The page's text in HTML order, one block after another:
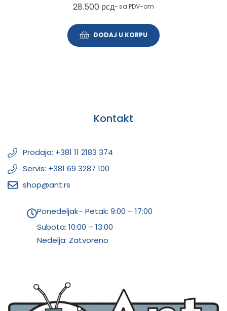
28.500 рсд~ sa PDV-om
DODAJ U KORPU
Kontakt
Prodaja: +381 11 2183 374
Servis: +381 69 3287 100
shop@ant.rs
Ponedeljak– Petak: 9:00 – 17:00
Subota: 10:00 – 13:00
Nedelja: Zatvoreno